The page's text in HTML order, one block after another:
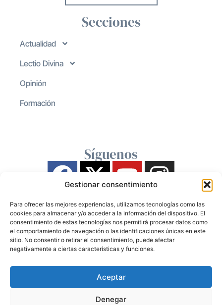
Gestionar consentimiento
Para ofrecer las mejores experiencias, utilizamos tecnologías como las
cookies para almacenar y/o acceder a la información del dispositivo. El
consentimiento de estas tecnologías nos permitirá procesar datos como
el comportamiento de navegación o las identificaciones únicas en este
sitio. No consentir o retirar el consentimiento, puede afectar
negativamente a ciertas características y funciones.
Aceptar
Denegar
Secciones
Actualidad
Lectio Divina
Opinión
Formación
Síguenos